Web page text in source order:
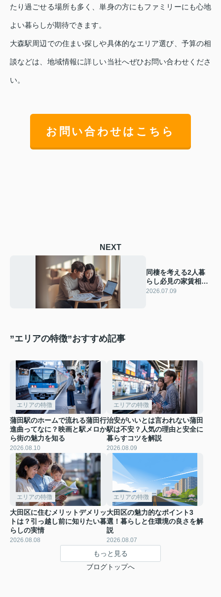
たり過ごせる場所も多く、単身の方にもファミリーにも心地
よい暮らしが期待できます。
大森駅周辺での住まい探しや具体的なエリア選び、予算の相
談などは、地域情報に詳しい当社へぜひお問い合わせくださ
い。
お問い合わせはこちら
NEXT
同棲を考える2人暮
らし必見の家賃相場
は？解約予告期間と
2026.07.09
”エリアの特徴”おすすめ記事
エリアの特徴
蒲田駅のホームで流れる蒲田行
進曲ってなに？映画と駅メロか
ら街の魅力を知る
2026.08.10
エリアの特徴
治安がいいとは言われない蒲田
駅は不安？人気の理由と安全に
暮らすコツを解説
2026.08.09
エリアの特徴
大田区に住むメリットデメリッ
トは？引っ越し前に知りたい暮
らしの実情
2026.08.08
エリアの特徴
大田区の魅力的なポイント3
選！暮らしと住環境の良さを解
説
2026.08.07
もっと見る
ブログトップへ